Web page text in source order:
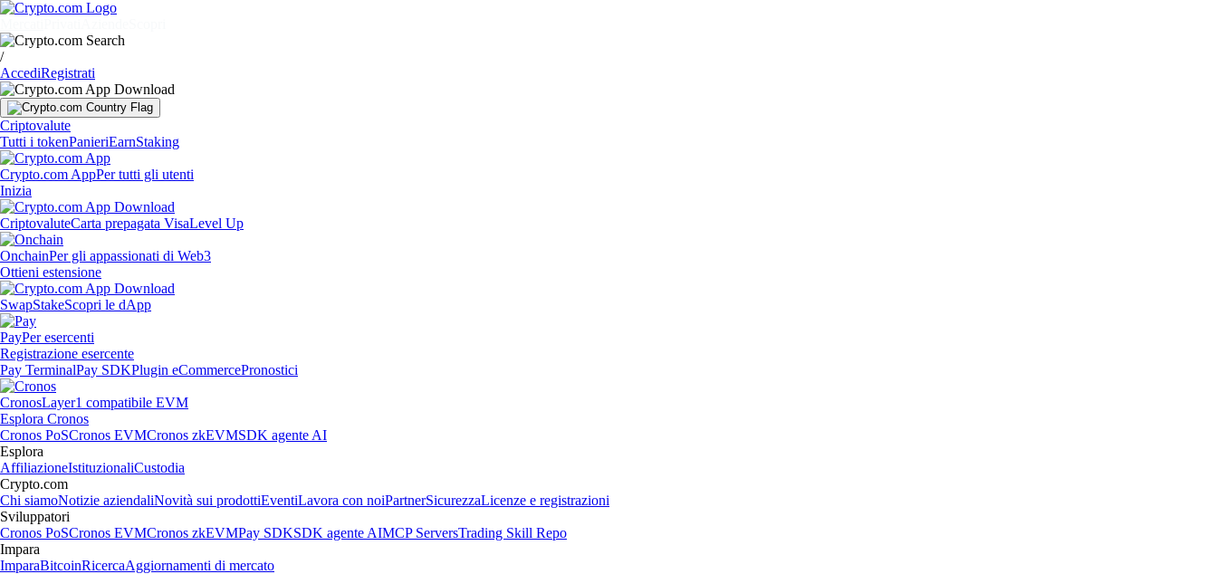
/
AccediRegistrati
Criptovalute
Tutti i tokenPanieriEarnStaking
Crypto.com AppPer tutti gli utenti
Inizia
CriptovaluteCarta prepagata VisaLevel Up
OnchainPer gli appassionati di Web3
Ottieni estensione
SwapStakeScopri le dApp
PayPer esercenti
Registrazione esercente
Pay TerminalPay SDKPlugin eCommercePronostici
CronosLayer1 compatibile EVM
Esplora Cronos
Cronos PoSCronos EVMCronos zkEVMSDK agente AI
Esplora
AffiliazioneIstituzionaliCustodia
Crypto.com
Chi siamoNotizie aziendaliNovità sui prodottiEventiLavora con noiPartnerSicurezzaLicenze e registrazioni
Sviluppatori
Cronos PoSCronos EVMCronos zkEVMPay SDKSDK agente AIMCP ServersTrading Skill Repo
Impara
ImparaBitcoinRicercaAggiornamenti di mercato